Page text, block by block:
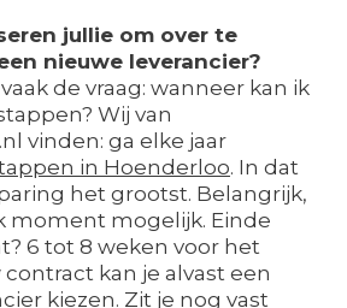
jullie om over te
nieuwe leverancier?
de vraag: wanneer kan ik
Wij van
vinden: ga elke jaar
in Hoenderloo. In dat
het grootst. Belangrijk,
moment mogelijk. Einde
6 tot 8 weken voor het
kan je alvast een
kiezen. Zit je nog vast